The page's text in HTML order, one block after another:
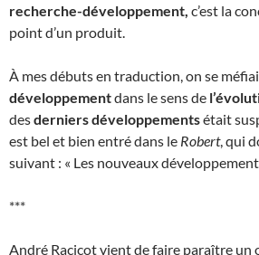
recherche-développement, c’est la
point d’un produit.
À mes débuts en traduction, on se
développementdans le sens de
desderniers développementsétait
est bel et bien entré dans le Robert, qui
suivant : « Les nouveaux
***
André Racicot vient de faire paraître un